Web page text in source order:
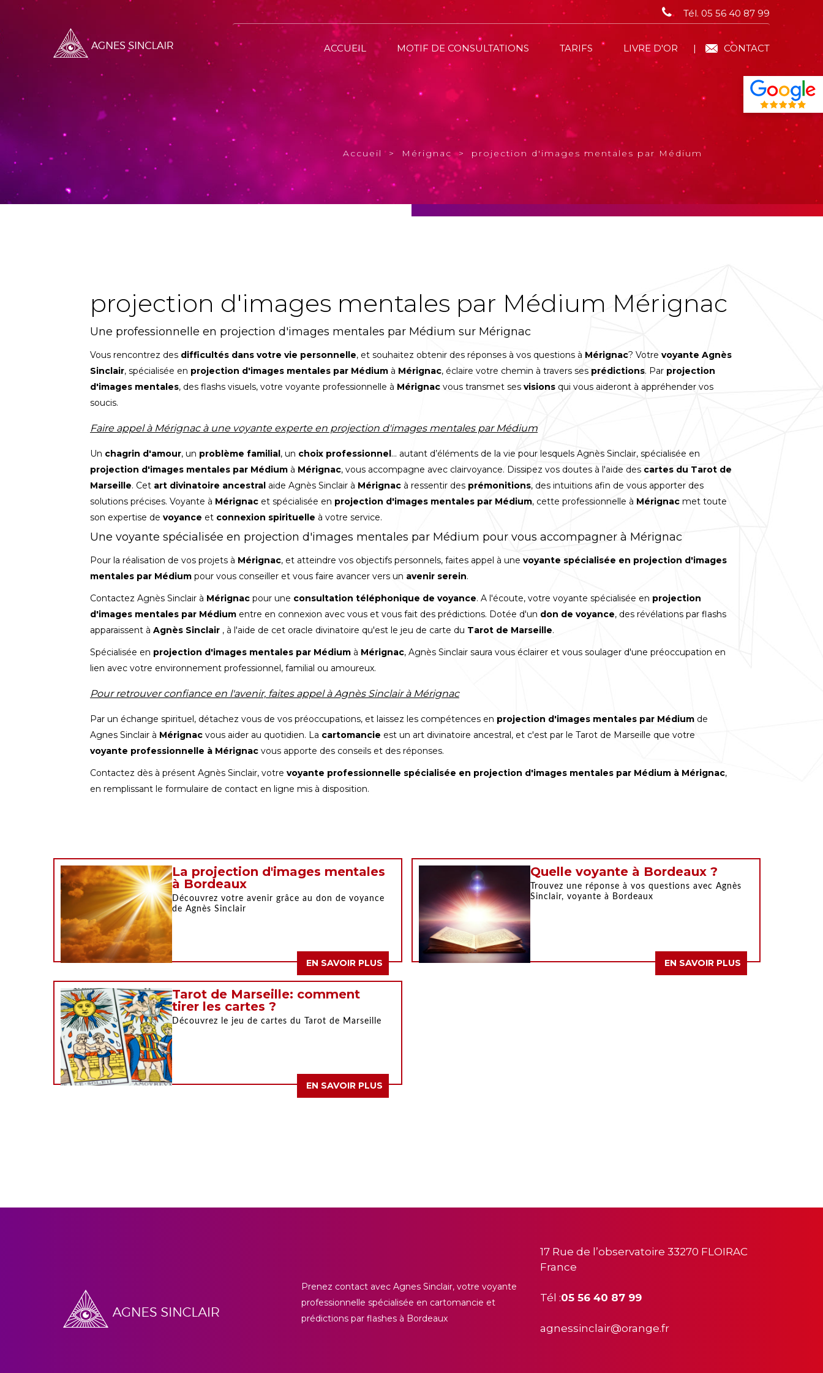
Tél. 05 56 40 87 99
ACCUEIL MOTIF DE CONSULTATIONS TARIFS LIVRE D'OR CONTACT
Accueil Mérignac projection d'images mentales par Médium
projection d'images mentales par Médium Mérignac
Une professionnelle en projection d'images mentales par Médium sur Mérignac
Vous rencontrez des difficultés dans votre vie personnelle, et souhaitez obtenir des réponses à vos questions à Mérignac? Votre voyante Agnès
Sinclair, spécialisée en projection d'images mentales par Médium à Mérignac, éclaire votre chemin à travers ses prédictions. Par projection
d'images mentales, des flashs visuels, votre voyante professionnelle à Mérignac vous transmet ses visions qui vous aideront à appréhender vos
soucis.
Faire appel à Mérignac à une voyante experte en projection d'images mentales par Médium
Un chagrin d'amour, un problème familial, un choix professionnel... autant d’éléments de la vie pour lesquels Agnès Sinclair, spécialisée en
projection d'images mentales par Médium à Mérignac, vous accompagne avec clairvoyance. Dissipez vos doutes à l'aide des cartes du Tarot de
Marseille. Cet art divinatoire ancestral aide Agnès Sinclair à Mérignac à ressentir des prémonitions, des intuitions afin de vous apporter des
solutions précises. Voyante à Mérignac et spécialisée en projection d'images mentales par Médium, cette professionnelle à Mérignac met toute
son expertise de voyance et connexion spirituelle à votre service.
Une voyante spécialisée en projection d'images mentales par Médium pour vous accompagner à Mérignac
Pour la réalisation de vos projets à Mérignac, et atteindre vos objectifs personnels, faites appel à une voyante spécialisée en projection d'images
mentales par Médium pour vous conseiller et vous faire avancer vers un avenir serein.
Contactez Agnès Sinclair à Mérignac pour une consultation téléphonique de voyance. A l'écoute, votre voyante spécialisée en projection
d'images mentales par Médium entre en connexion avec vous et vous fait des prédictions. Dotée d'un don de voyance, des révélations par flashs
apparaissent à Agnès Sinclair , à l'aide de cet oracle divinatoire qu'est le jeu de carte du Tarot de Marseille.
Spécialisée en projection d'images mentales par Médium à Mérignac, Agnès Sinclair saura vous éclairer et vous soulager d'une préoccupation en
lien avec votre environnement professionnel, familial ou amoureux.
Pour retrouver confiance en l'avenir, faites appel à Agnès Sinclair à Mérignac
Par un échange spirituel, détachez vous de vos préoccupations, et laissez les compétences en projection d'images mentales par Médium de
Agnes Sinclair à Mérignac vous aider au quotidien. La cartomancie est un art divinatoire ancestral, et c'est par le Tarot de Marseille que votre
voyante professionnelle à Mérignac vous apporte des conseils et des réponses.
Contactez dès à présent Agnès Sinclair, votre voyante professionnelle spécialisée en projection d'images mentales par Médium à Mérignac,
en remplissant le formulaire de contact en ligne mis à disposition.
La projection d'images mentales
à Bordeaux
Découvrez votre avenir grâce au don de voyance
de Agnès Sinclair
EN SAVOIR PLUS
Quelle voyante à Bordeaux ?
Trouvez une réponse à vos questions avec Agnès
Sinclair, voyante à Bordeaux
EN SAVOIR PLUS
Tarot de Marseille: comment
tirer les cartes ?
Découvrez le jeu de cartes du Tarot de Marseille
EN SAVOIR PLUS
Prenez contact avec Agnes Sinclair, votre voyante
professionnelle spécialisée en cartomancie et
prédictions par flashes à Bordeaux
17 Rue de l’observatoire 33270 FLOIRAC
France
Tél :05 56 40 87 99
agnessinclair@orange.fr